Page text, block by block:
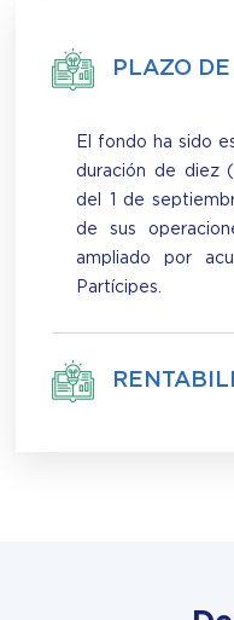
PLAZO
El fondo ha sido
duración de diez
del 1 de
de sus
ampliado por
Partícipes.